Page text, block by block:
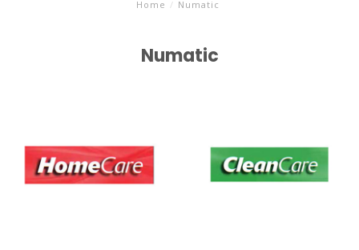
Home / Numatic
Numatic